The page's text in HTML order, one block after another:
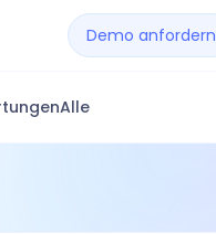
Demo anfordern
Alle